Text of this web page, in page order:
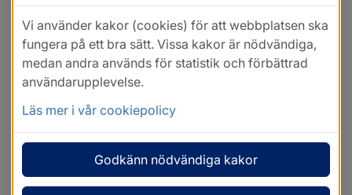
Vi använder kakor (cookies) för att webbplatsen ska
fungera på ett bra sätt. Vissa kakor är nödvändiga,
medan andra används för statistik och förbättrad
användarupplevelse.
Läs mer i vår cookiepolicy
Godkänn nödvändiga kakor